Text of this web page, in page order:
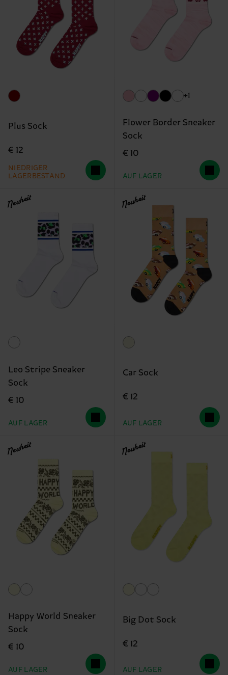
Plus Sock
€ 12
NIEDRIGER
LAGERBESTAND
+1
Flower Border Sneaker
Sock
€ 10
AUF LAGER
Neuheit
Leo Stripe Sneaker
Sock
€ 10
AUF LAGER
Neuheit
Car Sock
€ 12
AUF LAGER
Neuheit
Happy World Sneaker
Sock
€ 10
AUF LAGER
Neuheit
Big Dot Sock
€ 12
AUF LAGER